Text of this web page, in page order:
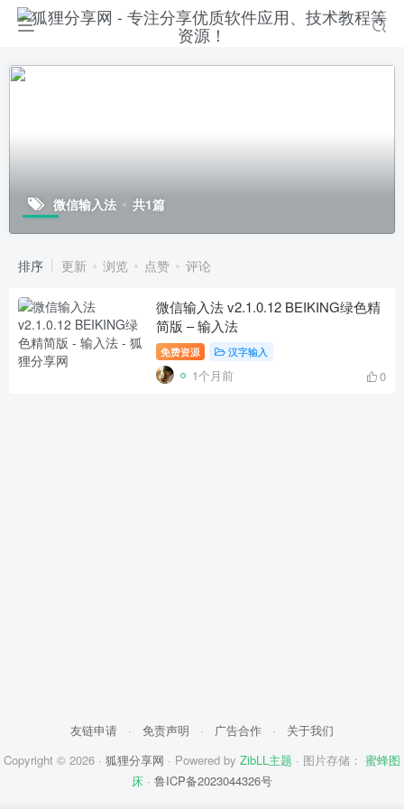
微信输入法 共1篇
排序 更新 浏览 点赞 评论
微信输入法 v2.1.0.12 BEIKING绿色精
简版 – 输入法
免费资源 汉字输入
1个月前 0
友链申请 · 免责声明 · 广告合作 ·
关于我们
Copyright © 2026 · 狐狸分享网 · Powered by ZibLL主题 · 图片存储： 蜜蜂图
床 · 鲁ICP备2023044326号